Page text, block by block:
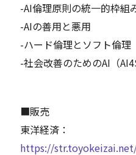
-AI倫理原則の統一的枠組
-AIの善用と悪用
-ハード倫理とソフト倫理
-社会改善のためのAI（
■販売
東洋経済：
https://